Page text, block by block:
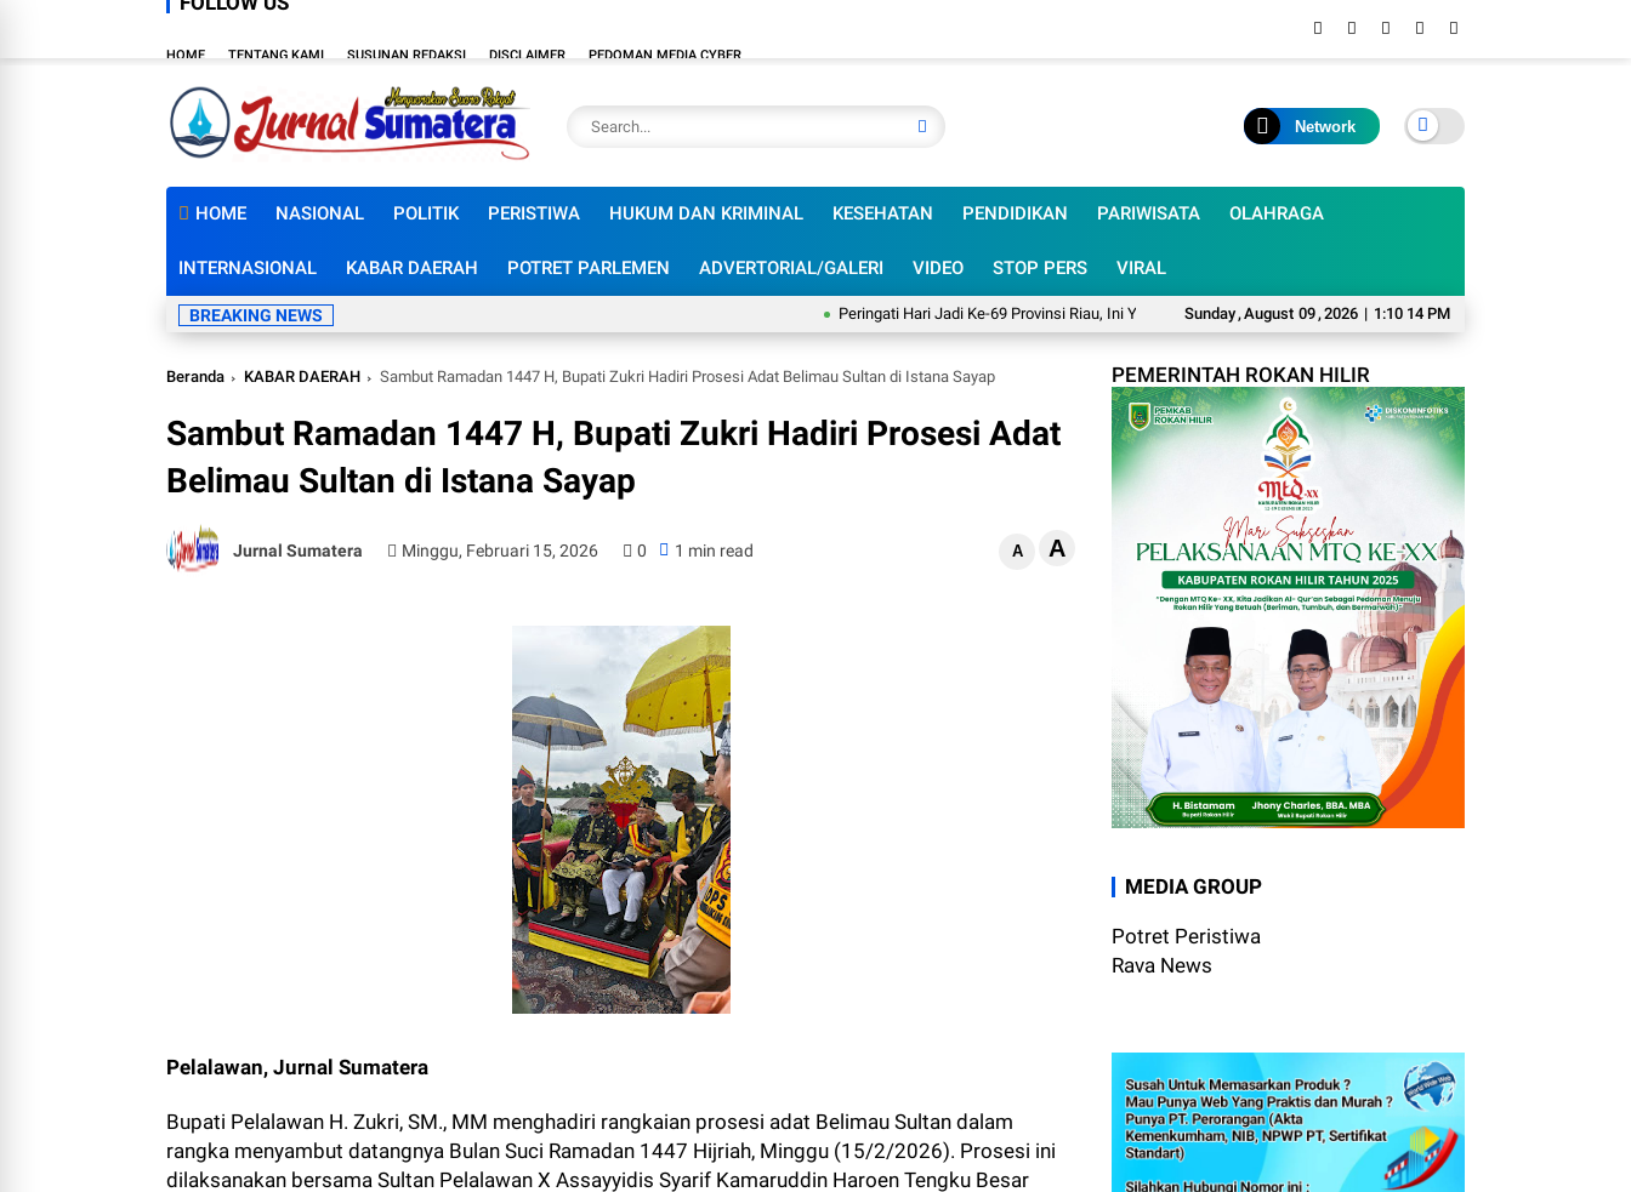
HOME TENTANG KAMI SUSUNAN REDAKSI DISCLAIMER PEDOMAN MEDIA CYBER
Network
HOME NASIONAL POLITIK PERISTIWA HUKUM DAN KRIMINAL KESEHATAN PENDIDIKAN PARIWISATA OLAHRAGA
INTERNASIONAL KABAR DAERAH POTRET PARLEMEN ADVERTORIAL/GALERI VIDEO STOP PERS VIRAL
Sunday,August 09,2026 | 1:10 15 PM
BREAKING NEWS Peringati Hari Jadi Ke-69 Provinsi Riau, Ini Yang Disampaikan Wabup Syafaruddin Poti KPK dan Jampidsus Kawal
Beranda KABAR DAERAH Sambut Ramadan 1447 H, Bupati Zukri Hadiri Prosesi Adat Belimau Sultan di Istana Sayap
Sambut Ramadan 1447 H, Bupati Zukri Hadiri Prosesi Adat
Belimau Sultan di Istana Sayap
Jurnal Sumatera Minggu, Februari 15, 2026 0 1 min read A A
Pelalawan, Jurnal Sumatera
Bupati Pelalawan H. Zukri, SM., MM menghadiri rangkaian prosesi adat Belimau Sultan dalam
rangka menyambut datangnya Bulan Suci Ramadan 1447 Hijriah, Minggu (15/2/2026). Prosesi ini
dilaksanakan bersama Sultan Pelalawan X Assayyidis Syarif Kamaruddin Haroen Tengku Besar
PEMERINTAH ROKAN HILIR
MEDIA GROUP
Potret Peristiwa
Rava News